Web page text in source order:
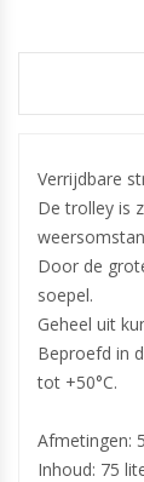
Verrijdbare
De trolley is
Door de
soepel.
Geheel uit
Beproefd in
tot +50°C.
Afmetingen:
Inhoud: 75